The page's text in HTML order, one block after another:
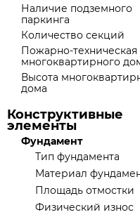
Наличие подземного
паркинга
Количество секций
Пожарно-техническая
многоквартирного
Высота
дома
Конструктивные
элементы
Фундамент
Тип фундамента
Материал
Площадь отмостки
Физический износ